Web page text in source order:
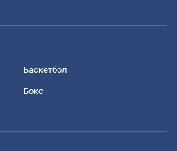
Баскетбол
Бокс